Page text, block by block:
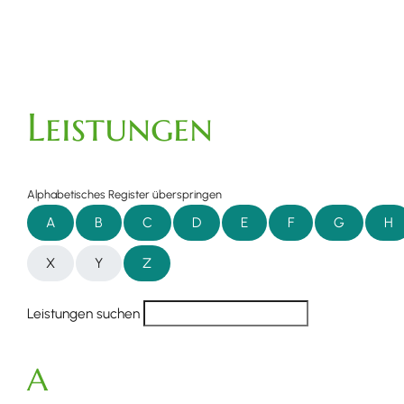
Leistungen
Alphabetisches Register überspringen
A B C D E F G H
X Y Z
Leistungen suchen
A